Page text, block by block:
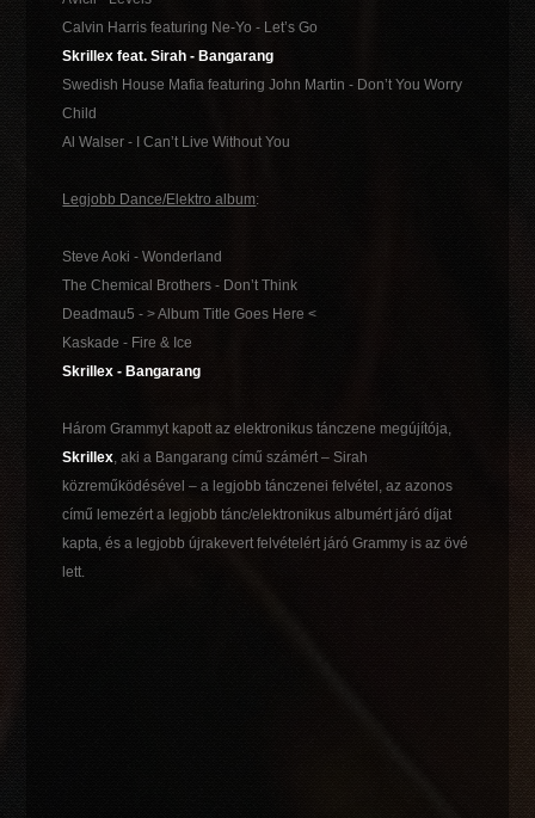
Calvin Harris featuring Ne-Yo - Let’s Go
Skrillex feat. Sirah - Bangarang
Swedish House Mafia featuring John Martin - Don’t You Worry
Child
Al Walser - I Can’t Live Without You
Legjobb Dance/Elektro album:
Steve Aoki - Wonderland
The Chemical Brothers - Don’t Think
Deadmau5 - > Album Title Goes Here <
Kaskade - Fire & Ice
Skrillex - Bangarang
Három Grammyt kapott az elektronikus tánczene megújítója,
Skrillex, aki a Bangarang című számért – Sirah
közreműködésével – a legjobb tánczenei felvétel, az azonos
című lemezért a legjobb tánc/elektronikus albumért járó díjat
kapta, és a legjobb újrakevert felvételért járó Grammy is az övé
lett.